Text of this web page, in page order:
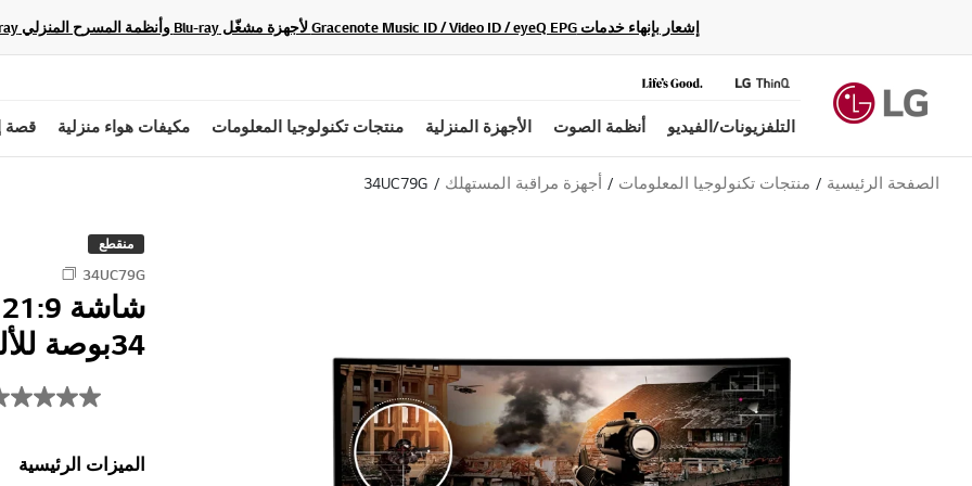
إشعار بإنهاء خدمات Gracenote Music ID / Video ID / eyeQ EPG لأجهزة مشغّل Blu-ray وأنظمة المسرح المنزلي Blu-ray، حيث لن تكون متاحة بعد الآن.
التلفزيونات/الفيديو أنظمة الصوت الأجهزة المنزلية منتجات تكنولوجيا المعلومات مكيفات هواء منزلية قصة
الصفحة الرئيسية منتجات تكنولوجيا المعلومات أجهزة مراقبة المستهلك 34UC79G
منقطع
34UC79G
34بوصة للألعاب
الميزات الرئيسية